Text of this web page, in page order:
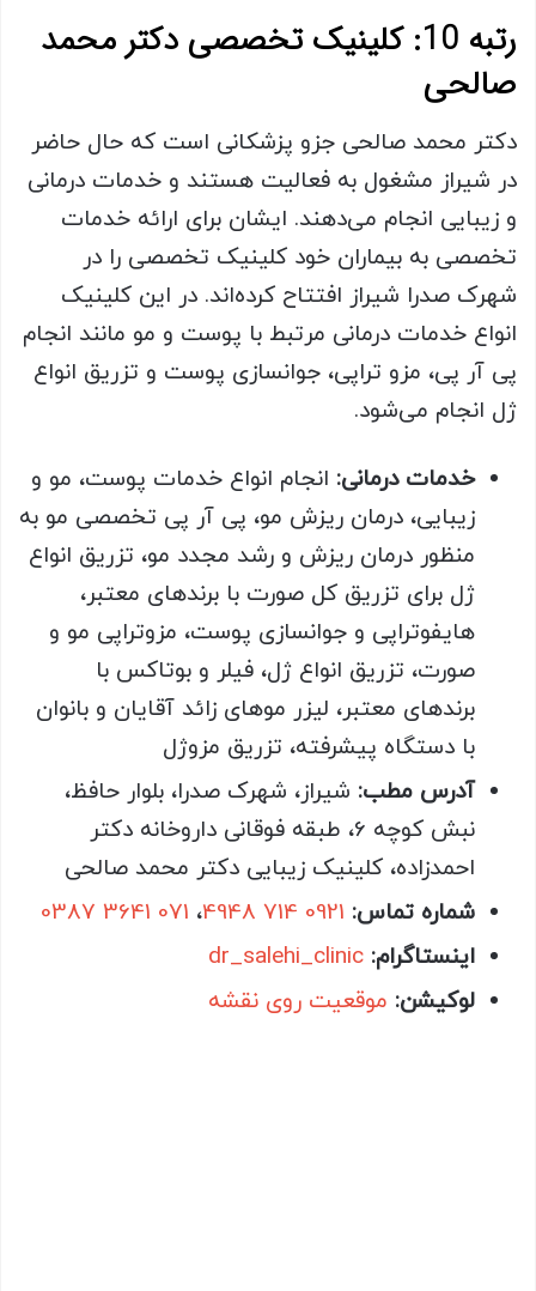
رتبه 10: کلینیک تخصصی دکتر محمد
صالحی
دکتر محمد صالحی جزو پزشکانی است که حال حاضر
در شیراز مشغول به فعالیت هستند و خدمات درمانی
و زیبایی انجام می‌دهند. ایشان برای ارائه خدمات
تخصصی به بیماران خود کلینیک تخصصی را در
شهرک صدرا شیراز افتتاح کرده‌اند. در این کلینیک
انواع خدمات درمانی مرتبط با پوست و مو مانند انجام
پی آر پی، مزو تراپی، جوانسازی پوست و تزریق انواع
ژل انجام می‌شود.
خدمات درمانی: انجام انواع خدمات پوست، مو و
زیبایی، درمان ریزش مو، پی آر پی تخصصی مو به
منظور درمان ریزش و رشد مجدد مو، تزریق انواع
ژل برای تزریق کل صورت با برندهای معتبر،
هایفوتراپی و جوانسازی پوست، مزوتراپی مو و
صورت، تزریق انواع ژل، فیلر و بوتاکس با
برندهای معتبر، لیزر موهای زائد آقایان و بانوان
با دستگاه پیشرفته، تزریق مزوژل
آدرس مطب: شیراز، شهرک صدرا، بلوار حافظ،
نبش کوچه 6، طبقه فوقانی داروخانه دکتر
احمدزاده، کلینیک زیبایی دکتر محمد صالحی
شماره تماس:
،
اینستاگرام: dr_salehi_clinic
لوکیشن: موقعیت روی نقشه